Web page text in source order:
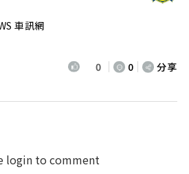
車訊網
0 0 分享
login to comment